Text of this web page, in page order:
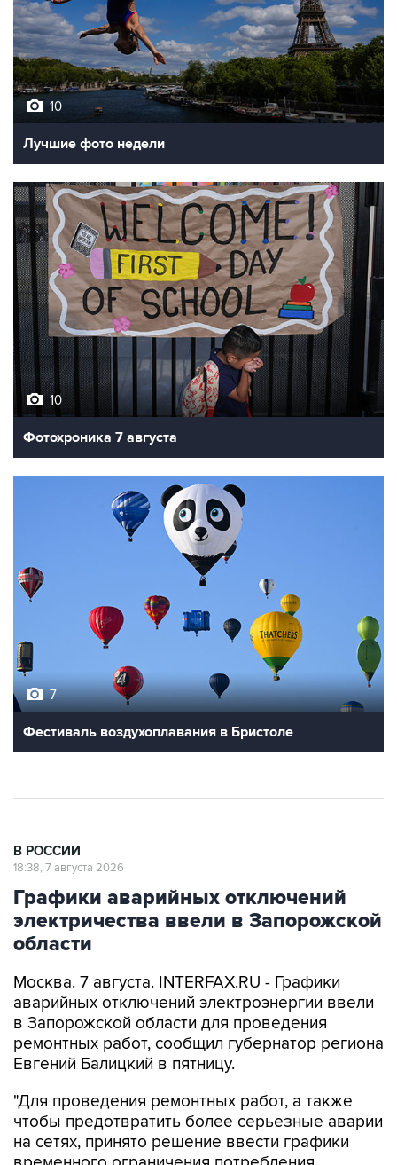
10
Лучшие фото недели
10
Фотохроника 7 августа
7
Фестиваль воздухоплавания в Бристоле
В РОССИИ
18:38, 7 августа 2026
Графики аварийных отключений
электричества ввели в Запорожской
области
Москва. 7 августа. INTERFAX.RU - Графики
аварийных отключений электроэнергии ввели
в Запорожской области для проведения
ремонтных работ, сообщил губернатор региона
Евгений Балицкий в пятницу.
"Для проведения ремонтных работ, а также
чтобы предотвратить более серьезные аварии
на сетях, принято решение ввести графики